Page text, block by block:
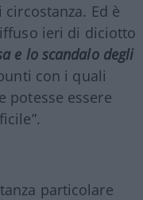
Ed è
ieri di diciotto
e lo scandalo degli
con i quali
potesse essere
particolare